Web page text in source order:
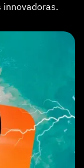
innovadoras.